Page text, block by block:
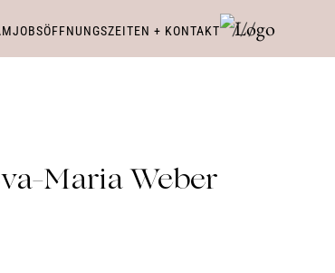
JOBSÖFFNUNGSZEITEN + KONTAKT
Maria Weber